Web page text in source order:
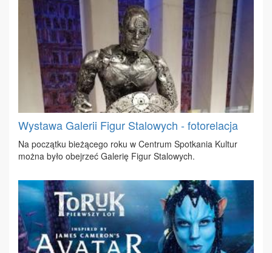
Wystawa Galerii Figur Stalowych - fotorelacja
Na po­cząt­ku bie­żą­ce­go ro­ku w Cen­trum Spo­tka­nia Kul­tur
moż­na by­ło obej­rzeć Ga­le­rię Fi­gur Sta­lo­wych.